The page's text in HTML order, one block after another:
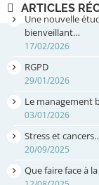
ARTICLES
Une nouvelle
bienveillant…
17/02/2026
RGPD
29/01/2026
Le management
03/01/2026
Stress et
20/09/2025
Que faire face à